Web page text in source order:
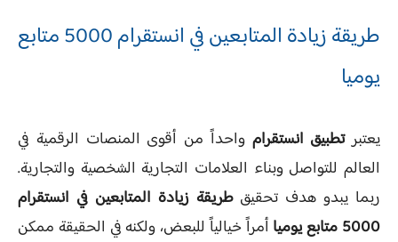
طريقة زيادة المتابعين في انستقرام 5000 متابع
يوميا
يعتبرتطبيق انستقرام واحداً من أقوى المنصات الرقمية في
العالم للتواصل وبناء العلامات التجارية الشخصية والتجارية.
ربما يبدو هدف تحقيقطريقة زيادة المتابعين في انستقرام
5000 متابع يوميا
أمراً خيالياً للبعض، ولكنه في الحقيقة ممكن